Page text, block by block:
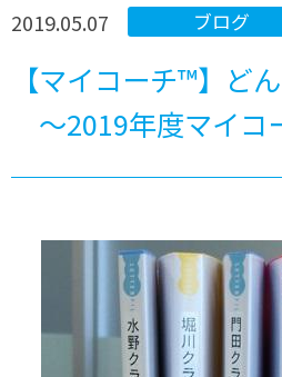
ブログ
2019.05.07
【マイコーチ™】ど
～2019年度マイコ